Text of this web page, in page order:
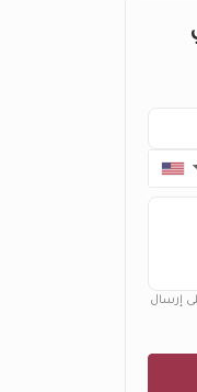
إرسال